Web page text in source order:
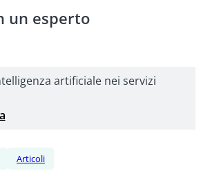
un esperto
artificiale nei servizi
Articoli